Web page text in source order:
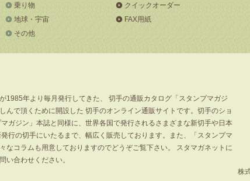
乗り物
地球・宇宙
その他
クイックオーダー
FAX用紙
1985年より毎月発行してきた、 切手の通販カタログ「スタンプマガジ
んで頂くために開設した 切手のオンライン通販サイトです。切手のショ
ガジン」本誌と同様に、世界各国で発行されるさまざまな新切手や日本
行の切手にいたるまで、幅広く販売しております。また、「スタンプマ
なコラムも用意しておりますのでどうぞご覧下さい。 スタマガネットに
い合わせください。
株